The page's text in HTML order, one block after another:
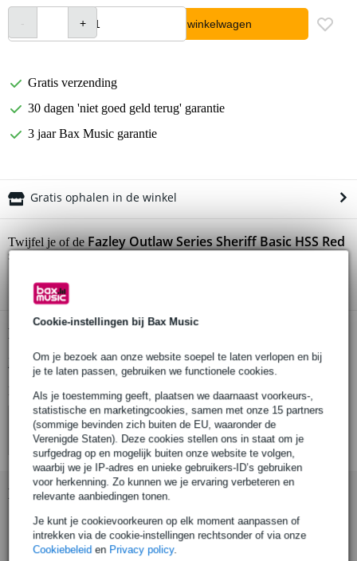
Cookie-instellingen bij Bax Music
Om je bezoek aan onze website soepel te laten verlopen en bij
je te laten passen, gebruiken we functionele cookies.
Als je toestemming geeft, plaatsen we daarnaast voorkeurs-,
statistische en marketingcookies, samen met onze 15 partners
(sommige bevinden zich buiten de EU, waaronder de
Verenigde Staten). Deze cookies stellen ons in staat om je
surfgedrag op en mogelijk buiten onze website te volgen,
waarbij we je IP-adres en unieke gebruikers-ID’s gebruiken
voor herkenning. Zo kunnen we je ervaring verbeteren en
relevante aanbiedingen tonen.
Je kunt je cookievoorkeuren op elk moment aanpassen of
intrekken via de cookie-instellingen rechtsonder of via onze
Cookiebeleid en Privacy policy.
In winkelwagen
Gratis verzending
30 dagen 'niet goed geld terug' garantie
3 jaar Bax Music garantie
Gratis ophalen in de winkel
Twijfel je of deFazley Outlaw Series Sheriff Basic HSS Red
startersetbij je past? Doe de check.
Productinformatie
Bekijk alle productspecificaties
Bekijk ook eens (4)
Bekijk ook eens (23)